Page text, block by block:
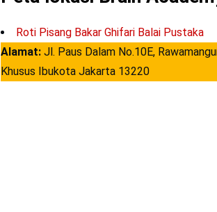
Roti Pisang Bakar Ghifari Balai Pustaka
Alamat: Jl. Paus Dalam No.10E,
Khusus Ibukota Jakarta 13220